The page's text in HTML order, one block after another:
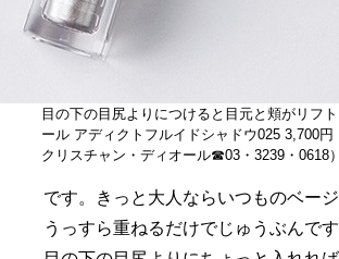
目の下の目尻よりにつけると目元と頬がリフ
ール アディクトフルイドシャドウ025 3,700円
クリスチャン・ディオール☎03・3239・0618）
です。きっと大人ならいつものベー
うっすら重ねるだけでじゅうぶんです